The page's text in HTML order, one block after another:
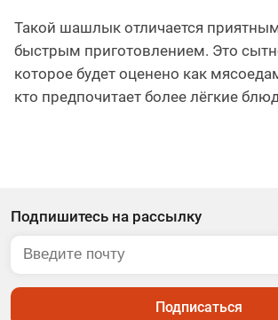
Такой шашлык отличается
быстрым приготовлением. Это
которое будет оценено как
кто предпочитает более лёгкие
Подпишитесь на рассылку
Подписаться